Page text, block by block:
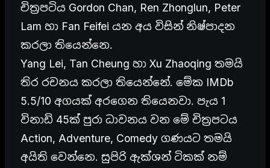
චිත්‍රපටිය Gordon Chan, Ren Zhonglun, Peter
Lam හා Fan Feifei යන අය විසින් නිෂ්පාදන
කරලා තියෙන්නෙ.
Yang Lei, Tan Cheung හා Xu Zhaoqing තමයි
තිර රචනය කරලා තියෙන්නේ. මේක IMDb
5.5/10 අගයක් අරගෙන තියෙනවා. පැය 1
විනාඩි 45ක් පුරා ධාවනය වන මේ චිත්‍රපටය
Action, Adventure, Comedy ගණයට තමයි
අයිති වෙන්නෙ. සුපිරි ඇක්ශන් ටිකක් නම්